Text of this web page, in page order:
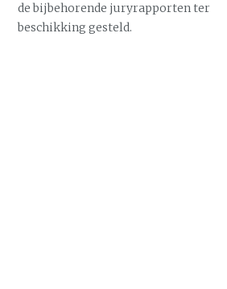
de bijbehorende juryrapporten ter
beschikking gesteld.